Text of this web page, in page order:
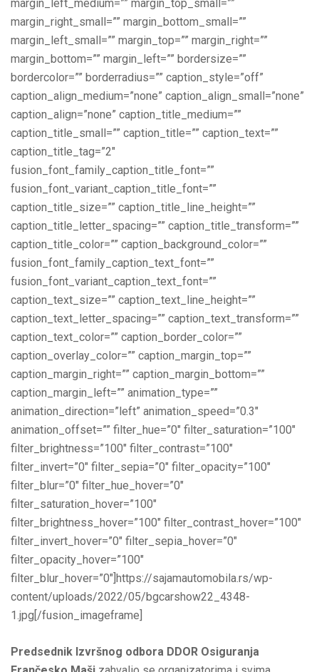
margin_left_medium=”” margin_top_small=””
margin_right_small=”” margin_bottom_small=””
margin_left_small=”” margin_top=”” margin_right=””
margin_bottom=”” margin_left=”” bordersize=””
bordercolor=”” borderradius=”” caption_style=”off”
caption_align_medium=”none” caption_align_small=”none”
caption_align=”none” caption_title_medium=””
caption_title_small=”” caption_title=”” caption_text=””
caption_title_tag=”2″
fusion_font_family_caption_title_font=””
fusion_font_variant_caption_title_font=””
caption_title_size=”” caption_title_line_height=””
caption_title_letter_spacing=”” caption_title_transform=””
caption_title_color=”” caption_background_color=””
fusion_font_family_caption_text_font=””
fusion_font_variant_caption_text_font=””
caption_text_size=”” caption_text_line_height=””
caption_text_letter_spacing=”” caption_text_transform=””
caption_text_color=”” caption_border_color=””
caption_overlay_color=”” caption_margin_top=””
caption_margin_right=”” caption_margin_bottom=””
caption_margin_left=”” animation_type=””
animation_direction=”left” animation_speed=”0.3″
animation_offset=”” filter_hue=”0″ filter_saturation=”100″
filter_brightness=”100″ filter_contrast=”100″
filter_invert=”0″ filter_sepia=”0″ filter_opacity=”100″
filter_blur=”0″ filter_hue_hover=”0″
filter_saturation_hover=”100″
filter_brightness_hover=”100″ filter_contrast_hover=”100″
filter_invert_hover=”0″ filter_sepia_hover=”0″
filter_opacity_hover=”100″
filter_blur_hover=”0″]https://sajamautomobila.rs/wp-
content/uploads/2022/05/bgcarshow22_4348-
1.jpg[/fusion_imageframe]
Predsednik Izvršnog odbora DDOR Osiguranja